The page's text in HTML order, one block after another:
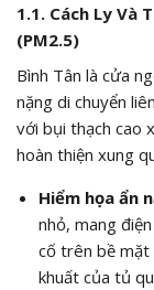
1.1. Cách Ly Và
(PM2.5)
Bình Tân là cửa
nặng di chuyển
với bụi thạch cao
hoàn thiện xung
Hiểm họa ẩn
nhỏ, mang
cố trên bề mặt
khuất của tủ